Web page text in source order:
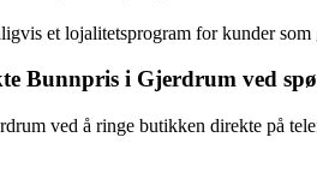
et lojalitetsprogram for kunder
Bunnpris i Gjerdrum ved
ved å ringe butikken direkte på